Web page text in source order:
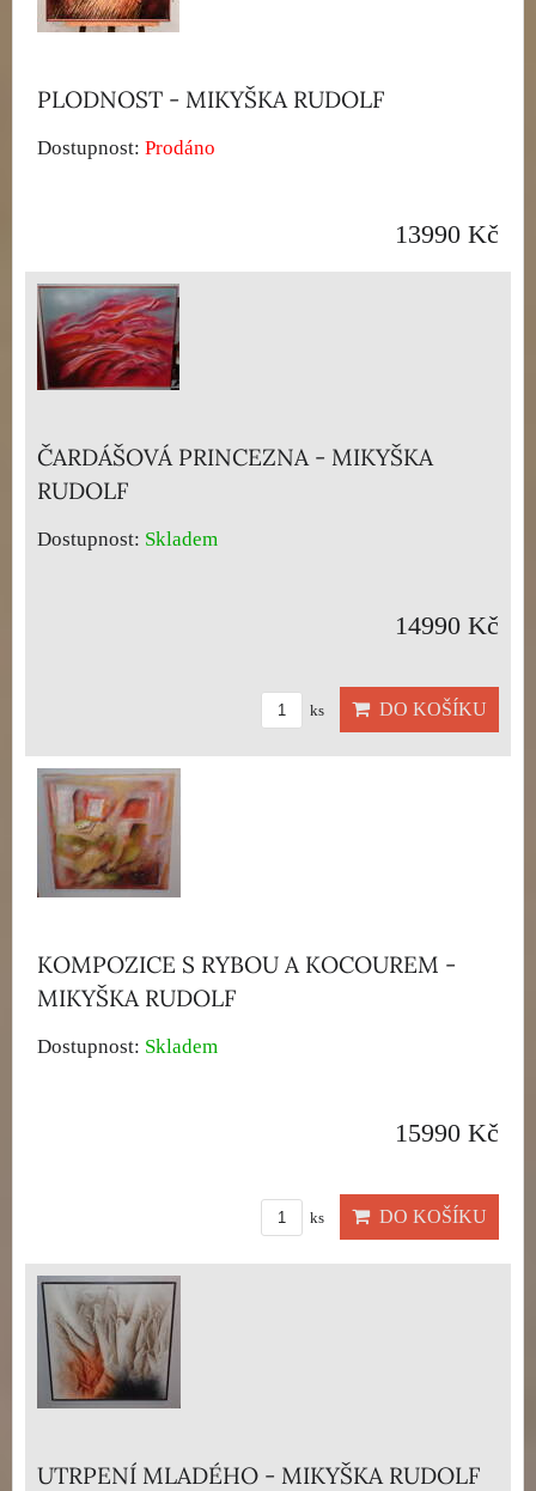
PLODNOST - MIKYŠKA RUDOLF
Dostupnost: Prodáno
13990 Kč
ČARDÁŠOVÁ PRINCEZNA - MIKYŠKA
RUDOLF
Dostupnost: Skladem
14990 Kč
ks DO KOŠÍKU
KOMPOZICE S RYBOU A KOCOUREM -
MIKYŠKA RUDOLF
Dostupnost: Skladem
15990 Kč
ks DO KOŠÍKU
UTRPENÍ MLADÉHO - MIKYŠKA RUDOLF